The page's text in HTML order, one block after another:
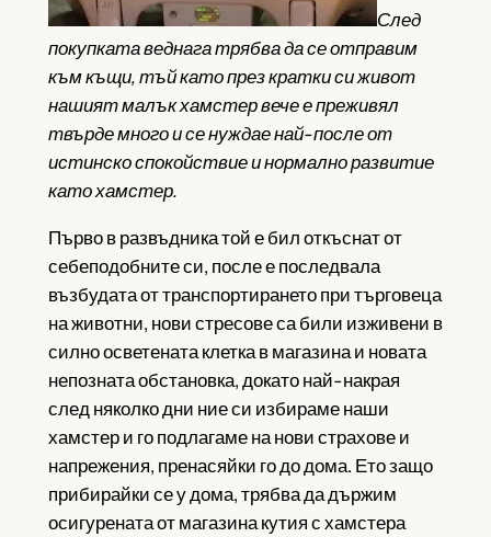
След
покупката веднага трябва да се отправим
към къщи, тъй като през кратки си живот
нашият малък хамстер вече е преживял
твърде много и се нуждае най-после от
истинско спокойствие и нормално развитие
като хамстер.
Първо в развъдника той е бил откъснат от
себеподобните си, после е последвала
възбудата от транспортирането при търговеца
на животни, нови стресове са били изживени в
силно осветената клетка в магазина и новата
непозната обстановка, докато най-накрая
след няколко дни ние си избираме наши
хамстер и го подлагаме на нови страхове и
напрежения, пренасяйки го до дома. Ето защо
прибирайки се у дома, трябва да държим
осигурената от магазина кутия с хамстера